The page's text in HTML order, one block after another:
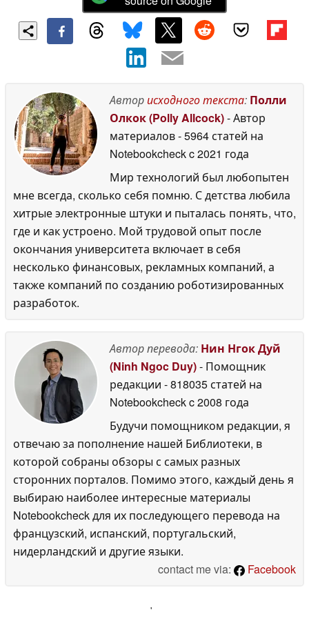
Авторисходного текста: Полли
Олкок (Polly Allcock)- Автор
материалов- 5964 статей на
Notebookcheckc 2021 года
Мир технологий был любопытен
мне всегда, сколько себя помню. С детства любила
хитрые электронные штуки и пыталась понять, что,
где и как устроено. Мой трудовой опыт после
окончания университета включает в себя
несколько финансовых, рекламных компаний, а
также компаний по созданию роботизированных
разработок.
Автор перевода: Нин Нгок Дуй
(Ninh Ngoc Duy)- Помощник
редакции - 818035 статей на
Notebookcheckc 2008 года
Будучи помощником редакции, я
отвечаю за пополнение нашей Библиотеки, в
которой собраны обзоры с самых разных
сторонних порталов. Помимо этого, каждый день я
выбираю наиболее интересные материалы
Notebookcheck для их последующего перевода на
французский, испанский, португальский,
нидерландский и другие языки.
contact me via:
Facebook
'